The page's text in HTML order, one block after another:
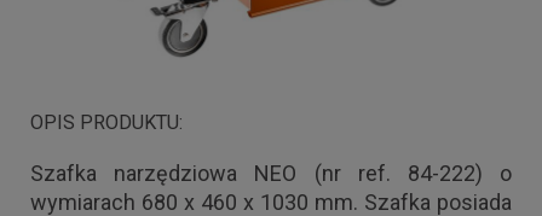
OPIS PRODUKTU:
Szafka narzędziowa NEO (nr ref. 84-222) o
wymiarach 680 x 460 x 1030 mm. Szafka posiada